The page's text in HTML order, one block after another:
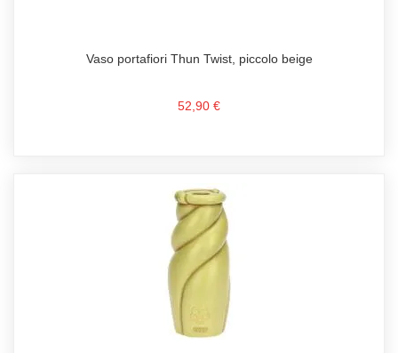
Vaso portafiori Thun Twist, piccolo beige
52,90 €